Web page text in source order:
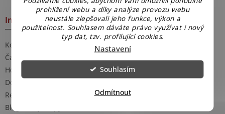
prohlížení webu a díky analýze provozu webu
neustále zlepšovali jeho funkce, výkon a
použitelnost. Souhlasem dáváte právo využívat i nový
typ dat, tzv. profilující cookies.
Nastavení
Odmítnout
Souhlasím
Informace pro Vás
Kontakty
Časté dotazy
Hodnocení obchodu
Doprava a platba
Reklamace
Blog - rady a tipy